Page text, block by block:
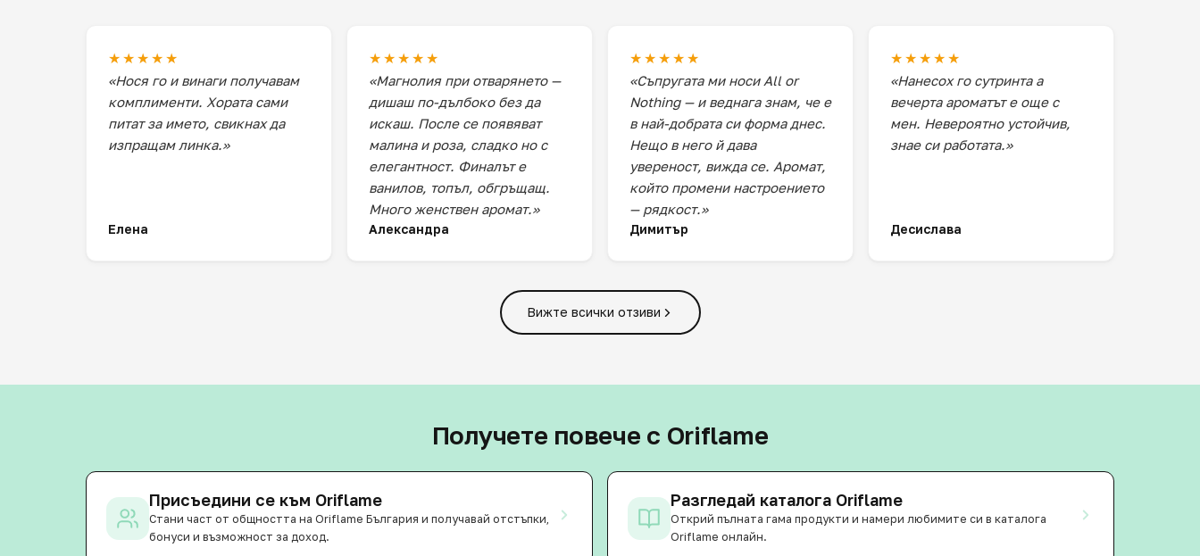
★★★★★
«Нося го и винаги получавам
комплименти. Хората сами
питат за името, свикнах да
изпращам линка.»
Елена
★★★★★
«Магнолия при отварянето —
дишаш по-дълбоко без да
искаш. После се появяват
малина и роза, сладко но с
елегантност. Финалът е
ванилов, топъл, обгръщащ.
Много женствен аромат.»
Александра
★★★★★
«Съпругата ми носи All or
Nothing — и веднага знам, че е
в най-добрата си форма днес.
Нещо в него й дава
увереност, вижда се. Аромат,
който промени настроението
— рядкост.»
Димитър
★★★★★
«Нанесох го сутринта а
вечерта ароматът е още с
мен. Невероятно устойчив,
знае си работата.»
Десислава
Вижте всички отзиви
Получете повече с Oriflame
Присъедини се към Oriflame
Стани част от общността на Oriflame България и получавай отстъпки,
бонуси и възможност за доход.
Разгледай каталога Oriflame
Открий пълната гама продукти и намери любимите си в каталога
Oriflame онлайн.